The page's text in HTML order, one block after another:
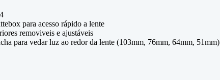
para acesso rápido a lente
removiveis e ajustáveis
para vedar luz ao redor da lente (103mm, 76mm, 64mm, 51mm)